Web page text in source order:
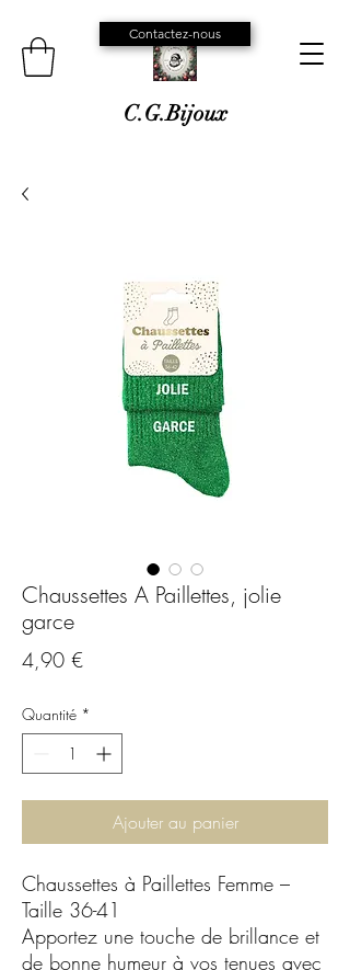
C.G.Bijoux
Contactez-nous
Chaussettes A Paillettes, jolie
garce
4,90 €
Quantité *
Ajouter au panier
Chaussettes à Paillettes Femme –
Taille 36-41
Apportez une touche de brillance et
de bonne humeur à vos tenues avec